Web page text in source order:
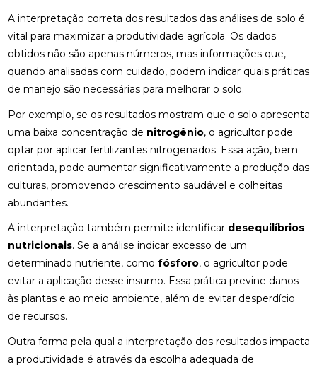
A interpretação correta dos resultados das análises de solo é
vital para maximizar a produtividade agrícola. Os dados
obtidos não são apenas números, mas informações que,
quando analisadas com cuidado, podem indicar quais práticas
de manejo são necessárias para melhorar o solo.
Por exemplo, se os resultados mostram que o solo apresenta
uma baixa concentração de nitrogênio, o agricultor pode
optar por aplicar fertilizantes nitrogenados. Essa ação, bem
orientada, pode aumentar significativamente a produção das
culturas, promovendo crescimento saudável e colheitas
abundantes.
A interpretação também permite identificar desequilíbrios
nutricionais. Se a análise indicar excesso de um
determinado nutriente, como fósforo, o agricultor pode
evitar a aplicação desse insumo. Essa prática previne danos
às plantas e ao meio ambiente, além de evitar desperdício
de recursos.
Outra forma pela qual a interpretação dos resultados impacta
a produtividade é através da escolha adequada de